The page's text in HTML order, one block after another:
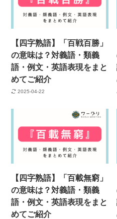
【四字熟語】「百戦百勝」
の意味は？対義語・類義
語・例文・英語表現をまと
めてご紹介
2025-04-22
【四字熟語】「百載無窮」
の意味は？対義語・類義
語・例文・英語表現をまと
めてご紹介